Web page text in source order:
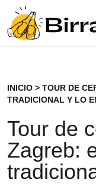
INICIO > TOUR DE
TRADICIONAL Y LO
Tour de
Zagreb: